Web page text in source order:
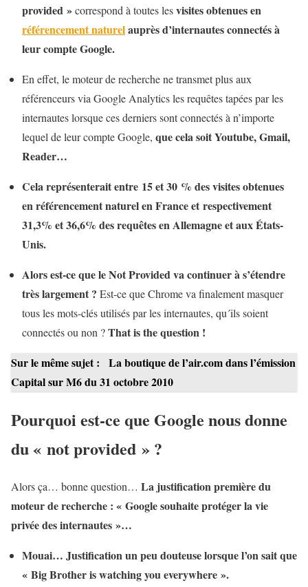
provided »correspond à toutes lesvisites obtenues en
référencement naturelauprès d’internautes connectés à
leur compte Google.
En effet, le moteur de recherche ne transmet plus aux
référenceurs via Google Analytics les requêtes tapées par les
internautes lorsque ces derniers sont connectés à n’importe
lequel de leur compte Google, que cela soit Youtube, Gmail,
Reader…
Cela représenterait entre 15 et 30 % des visites obtenues
en référencement naturel en France et respectivement
31,3% et 36,6% des requêtes en Allemagne et aux États-
Unis.
Alors est-ce que le Not Provided va continuer à s’étendre
très largement ? Est-ce que Chrome va finalement masquer
tous les mots-clés utilisés par les internautes, qu´ils soient
connectés ou non ?That is the question !
Sur le même sujet :
La boutique de l’air.com dans l’émission
Capital sur M6 du 31 octobre 2010
Pourquoi est-ce que Google nous donne
du « not provided » ?
Alors ça… bonne question… La justification première du
moteur de recherche : « Google souhaite protéger la vie
privée des internautes »…
Mouai… Justification un peu douteuse lorsque l’on sait que
« Big Brother is watching you everywhere ».